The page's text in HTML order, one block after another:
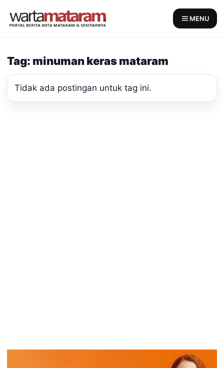
MENU
Tag: minuman keras mataram
Tidak ada postingan untuk tag ini.